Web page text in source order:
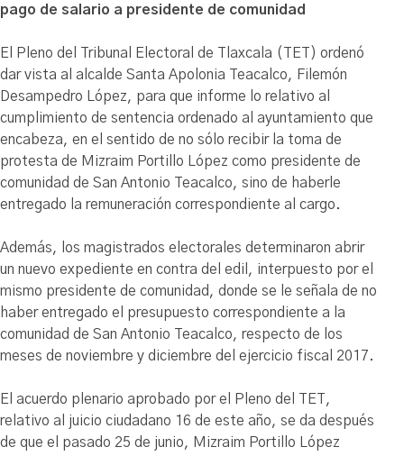
pago de salario a presidente de comunidad
El Pleno del Tribunal Electoral de Tlaxcala (TET) ordenó
dar vista al alcalde Santa Apolonia Teacalco, Filemón
Desampedro López, para que informe lo relativo al
cumplimiento de sentencia ordenado al ayuntamiento que
encabeza, en el sentido de no sólo recibir la toma de
protesta de Mizraim Portillo López como presidente de
comunidad de San Antonio Teacalco, sino de haberle
entregado la remuneración correspondiente al cargo.
Además, los magistrados electorales determinaron abrir
un nuevo expediente en contra del edil, interpuesto por el
mismo presidente de comunidad, donde se le señala de no
haber entregado el presupuesto correspondiente a la
comunidad de San Antonio Teacalco, respecto de los
meses de noviembre y diciembre del ejercicio fiscal 2017.
El acuerdo plenario aprobado por el Pleno del TET,
relativo al juicio ciudadano 16 de este año, se da después
de que el pasado 25 de junio, Mizraim Portillo López